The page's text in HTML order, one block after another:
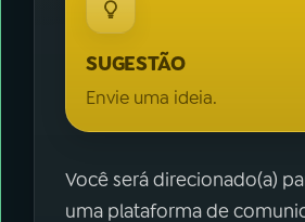
SUGESTÃO
Envie uma ideia.
Você será direcionado(a)
uma plataforma de